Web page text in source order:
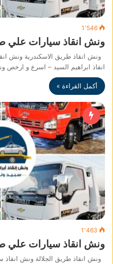
1٬546
ونش انقاذ سيارات علي
ونش انقاذ طريق الاسكندرية ونش
انقاذ ابراهيم السيد – اسرع و ارخص
أكمل القراءة »
1٬463
ونش انقاذ سيارات علي
ونش انقاذ طريق الجلالة ونش